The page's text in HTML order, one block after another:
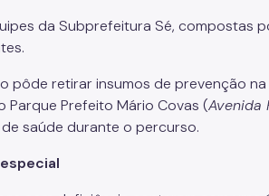
da Subprefeitura Sé, compostas
pôde retirar insumos de prevenção
Parque Prefeito Mário Covas (Avenida
saúde durante o percurso.